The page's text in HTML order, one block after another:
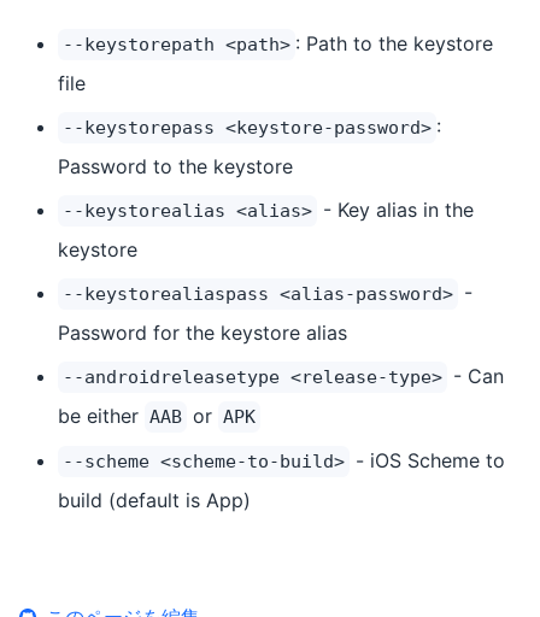
--keystorepath <path> : Path to the keystore
file
--keystorepass <keystore-password> :
Password to the keystore
--keystorealias <alias> - Key alias in the
keystore
--keystorealiaspass <alias-password> -
Password for the keystore alias
--androidreleasetype <release-type> - Can
be either AAB or APK
--scheme <scheme-to-build> - iOS Scheme to
build (default is App)